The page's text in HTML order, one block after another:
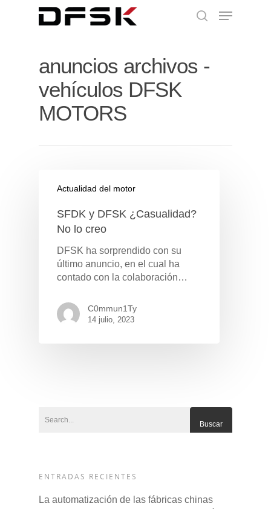
anuncios archivos -
vehículos DFSK
MOTORS
Actualidad del motor
SFDK y DFSK ¿Casualidad?
No lo creo
DFSK ha sorprendido con su
último anuncio, en el cual ha
contado con la colaboración…
C0mmun1Ty
14 julio, 2023
ENTRADAS RECIENTES
La automatización de las fábricas chinas